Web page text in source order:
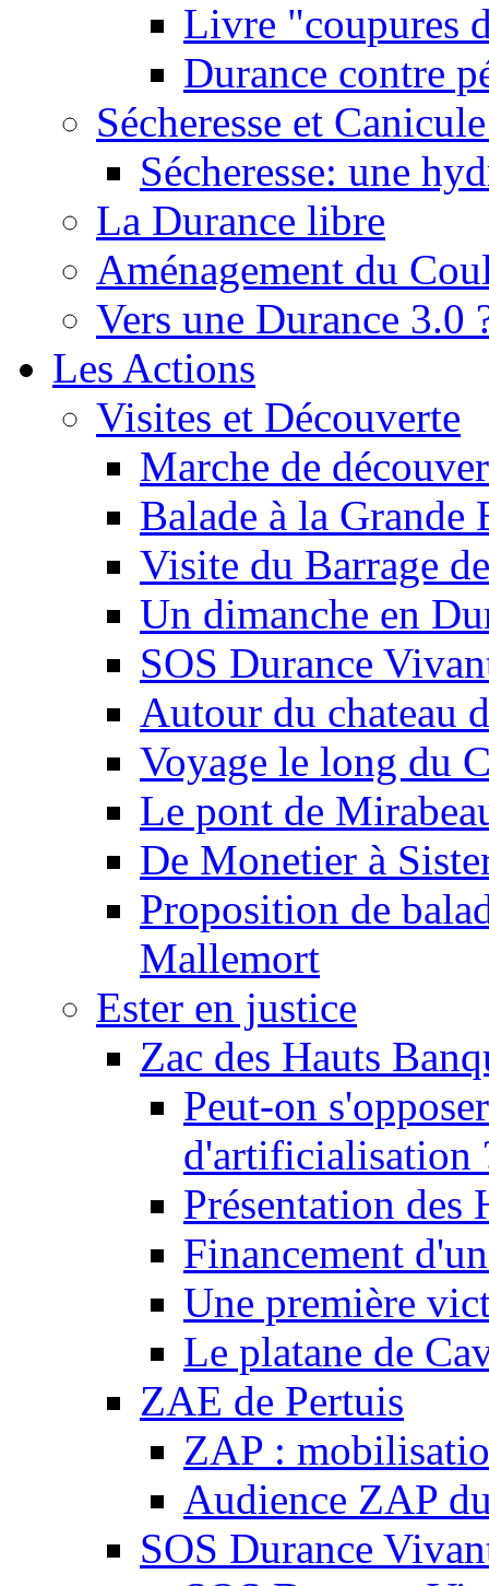
Livre "coupures
Durance contre
Sécheresse et
Sécheresse: une
La Durance libre
Aménagement du
Vers une Durance 3.0
Les Actions
Visites et Découverte
Marche de
Balade à la Grande
Visite du Barrage
Un dimanche en
SOS Durance
Autour du chateau
Voyage le long du
Le pont de
De Monetier à
Proposition de
Mallemort
Ester en justice
Zac des Hauts
Peut-on
d'artificialisation
Présentation des
Financement
Une première
Le platane de
ZAE de Pertuis
ZAP :
Audience ZAP
SOS Durance